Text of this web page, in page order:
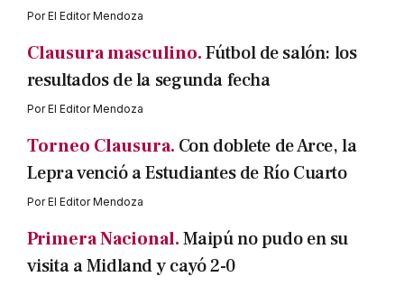
PorEl Editor Mendoza
Clausura masculino.Fútbol de salón: los
resultados de la segunda fecha
PorEl Editor Mendoza
Torneo Clausura. Con doblete de Arce, la
Lepra venció a Estudiantes de Río Cuarto
PorEl Editor Mendoza
Primera Nacional.Maipú no pudo en su
visita a Midland y cayó 2-0